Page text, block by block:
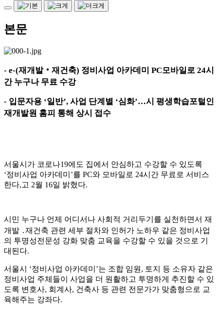
본문
- e-(재개발‧ 재건축) 정비사업 아카데미 PC모바일로 24시
간 누구나 무료 수강
- 입문자용 ‘일반’, 사업 단계별 ‘심화’…시 평생학습포털인
재개발원 홈피 통해 상시 접수
서울시가 코로나19에도 집에서 안심하고 수강할 수 있도록
‘정비사업 아카데미 ’를 PC와 모바일로 24시간 무료로 서비스
한다,고 2월 16일 밝혔다.
시민 누구나 언제 어디서나 사회적 거리두기를 실천하면서 재
개발 ․재건축 관련 세부 절차와 인허가 노하우 같은 정비사업
의 투명성전문성 강화 맞춤 교육을 수강할 수 있을 것으로 기
대된다.
서울시 ‘정비사업 아카데미 ’는 조합 임원 , 토지 등 소유자 같은
정비사업 주체들이 사업을 더 원활하고 투명하게 추진할 수 있
도록 변호사, 회계사, 건축사 등 관련 전문가가 맞춤형으로 교
육해주는 강좌다.